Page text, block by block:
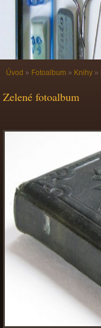
Úvod » Fotoalbum » Knihy »
Zelené fotoalbum